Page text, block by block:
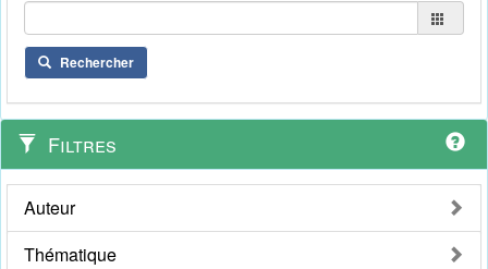
Rechercher
Filtres
Auteur
Thématique